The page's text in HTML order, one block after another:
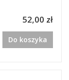
52,00 zł
Do koszyka